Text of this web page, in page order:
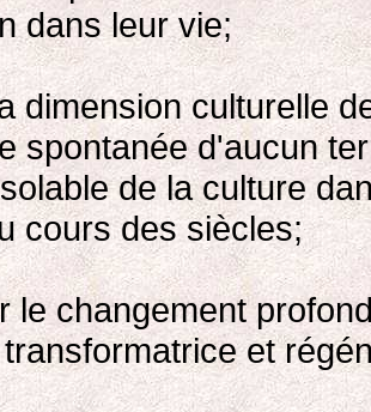
dans leur vie;
dimension culturelle
spontanée d'aucun
de la culture
cours des siècles;
le changement
et